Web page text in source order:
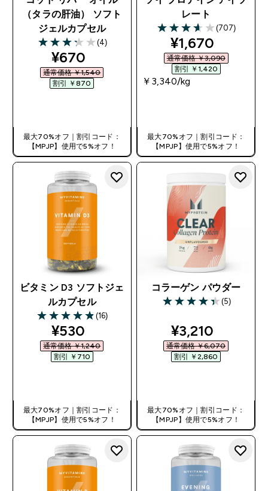
（タラの肝油） ソフト
ジェルカプセル
3.25 out of 5 stars
(4)
discounted price
¥670‎
通常価格 ￥1,540‎
割引 ￥870‎
最大70%オフ｜割引コード：
【MPJP】使用で5%オフ！
レート
3.63 out of 5 stars
(707)
discounted
¥1,670‎
通常価格 ￥3,090‎
割引 ￥1,420‎
￥3,340‎/kg
最大70%オフ｜割引コード：
【MPJP】使用で5%オフ！
ビタミン D3 ソフトジェ
ルカプセル
4.88 out of 5 stars
(16)
discounted price
¥530‎
通常価格 ￥1,240‎
割引 ￥710‎
最大70%オフ｜割引コード：
【MPJP】使用で5%オフ！
コラーゲン パウダー
4.4 out of 5 stars
(5)
discounted
¥3,210‎
通常価格 ￥6,070‎
割引 ￥2,860‎
最大70%オフ｜割引コード：
【MPJP】使用で5%オフ！